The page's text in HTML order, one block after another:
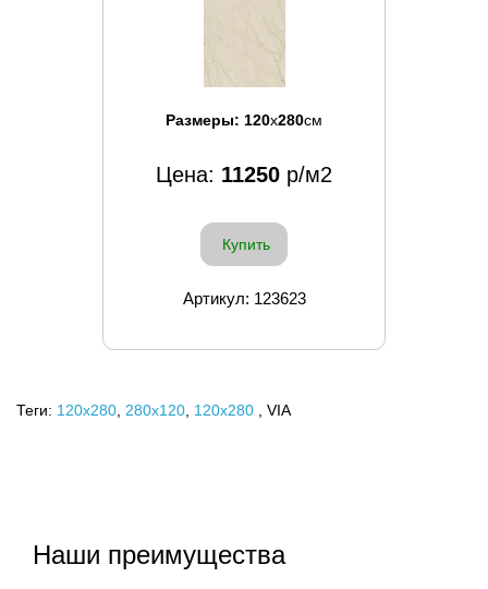
Размеры: 120x280см
Цена: 11250 р/м2
Купить
Артикул: 123623
Теги: 120x280 280х120 120х280 , VIA
Наши преимущества